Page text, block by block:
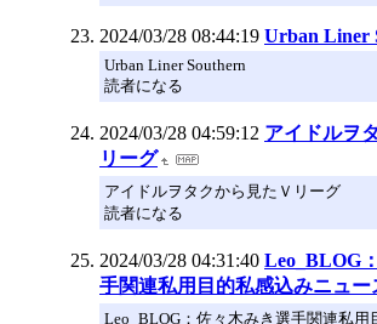
2024/03/28 08:44:19 Urban Liner
Urban Liner Southern
読者になる
2024/03/28 04:59:12 アイドルヲ
リーグ
アイドルヲタクから見たＶリーグ
読者になる
2024/03/28 04:31:40 Leo_BLOG
手関連私用目的私感込みニュー
Leo_BLOG：佐々木みき選手関連私用